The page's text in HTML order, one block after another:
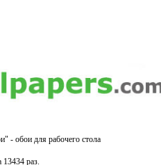
- обои для рабочего стола
раз.